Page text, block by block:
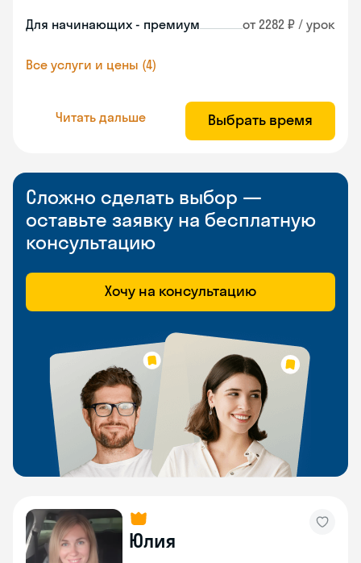
Для начинающих - премиум от 2282 ₽ / урок
Все услуги и цены (4)
Читать дальше Выбрать время
Сложно сделать выбор —
оставьте заявку на бесплатную
консультацию
Хочу на консультацию
Юлия